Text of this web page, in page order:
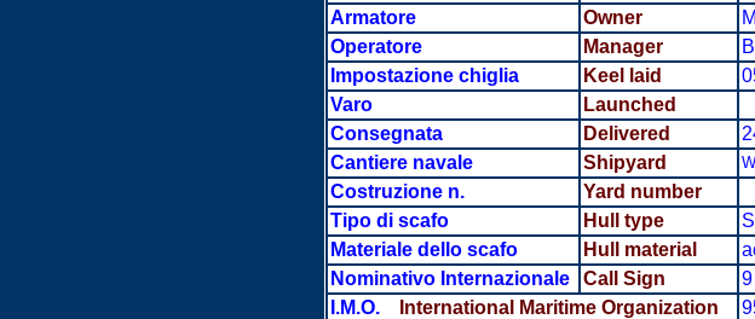
Armatore
Owner
Operatore
Manager
Impostazione chiglia
Keel laid
Varo
Launched
Consegnata
Delivered
Cantiere navale
Shipyard
Costruzione n.
Yard number
Tipo di scafo
Hull type
Materiale dello scafo
Hull material
Nominativo Internazionale
Call Sign
I.M.O.
International Maritime Organization